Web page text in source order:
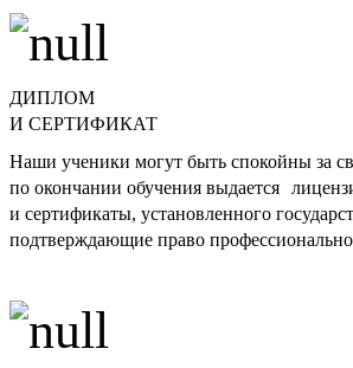
ДИПЛОМ
И СЕРТИФИКАТ
Наши ученики могут быть спокойны за
по окончании обучения выдается
и сертификаты, установленного
подтверждающие право